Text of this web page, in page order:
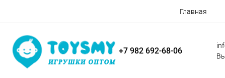
Главная
+7 982 692-68-06